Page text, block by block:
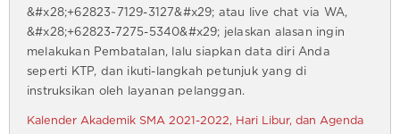
&#x28;+62823~7129-3127&#x29; atau live chat via WA,
&#x28;+62823-7275-5340&#x29; jelaskan alasan ingin
melakukan Pembatalan, lalu siapkan data diri Anda
seperti KTP, dan ikuti-langkah petunjuk yang di
instruksikan oleh layanan pelanggan.
Kalender Akademik SMA 2021-2022, Hari Libur, dan Agenda